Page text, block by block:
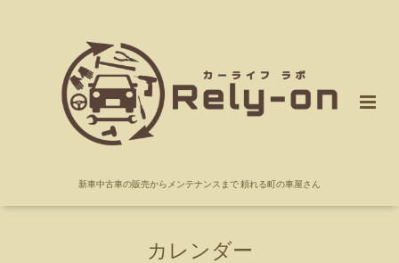
新車中古車の販売からメンテナンスまで 頼れる町の車屋さん
カレンダー